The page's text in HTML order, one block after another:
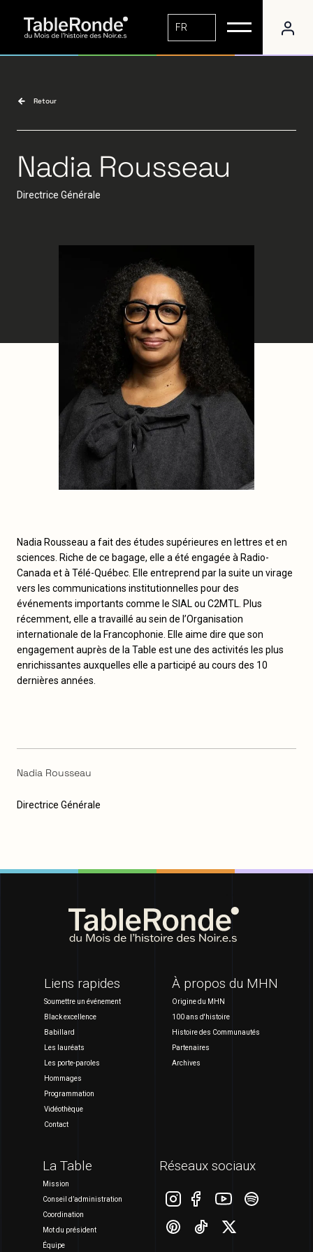
FR
Retour
Nadia Rousseau
Directrice Générale
Nadia Rousseau a fait des études supérieures en lettres et en
sciences. Riche de ce bagage, elle a été engagée à Radio-
Canada et à Télé-Québec. Elle entreprend par la suite un virage
vers les communications institutionnelles pour des
événements importants comme le SIAL ou C2MTL. Plus
récemment, elle a travaillé au sein de l’Organisation
internationale de la Francophonie. Elle aime dire que son
engagement auprès de la Table est une des activités les plus
enrichissantes auxquelles elle a participé au cours des 10
dernières années.
Nadia Rousseau
Directrice Générale
Liens rapides
Soumettre un événement
Black excellence
Babillard
Les lauréats
Les porte-paroles
Hommages
Programmation
Vidéothèque
Contact
À propos du MHN
Origine du MHN
100 ans d'histoire
Histoire des Communautés
Partenaires
Archives
La Table
Mission
Conseil d’administration
Coordination
Mot du président
Équipe
Réseaux sociaux